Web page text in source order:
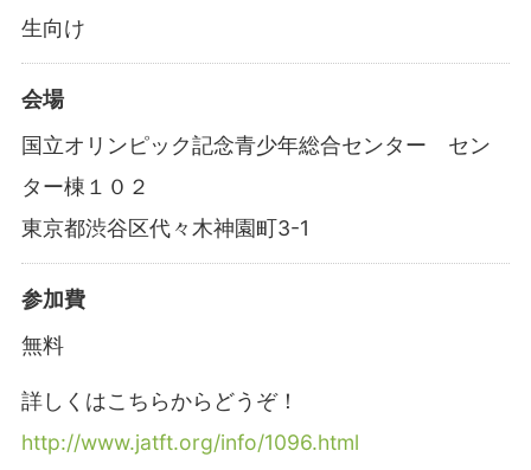
生向け
会場
国立オリンピック記念青少年総合センター セン
ター棟１０２
東京都渋谷区代々木神園町3-1
参加費
無料
詳しくはこちらからどうぞ！
http://www.jatft.org/info/1096.html